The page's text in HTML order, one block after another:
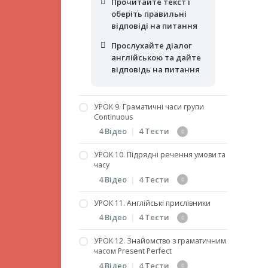
змістом слово
Визначте помилки у
перекладі і позначте їх
кількість
Прочитайте текст і
відповіді на питання
відповіді на питання
оберіть правильні
відповіді на питання
Прослухайте діалог
англійською та дайте
відповідь на питання
УРОК 9. Граматичні часи групи
Continuous
4 Відео | 4 Тести
Граматичні часи Past
Continuous та Future
Continuous
Питальні та заперечні
речення у часах групи
Continuous
Повторення 6
граматичних часів
УРОК 10. Підрядні речення умови та
часу
4 Відео | 4 Тести
Підрядні речення
умови та часу (Present
and Past)
Підрядні речення
умови та часу (Future).
УРОК 11. Англійські прислівники
4 Відео | 4 Тести
Прислівники та їх місце
у реченні. Частина 1
УРОК 12. Знайомство з граматичним
часом Present Perfect
4 Відео | 4 Тести